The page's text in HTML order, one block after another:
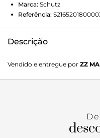
Marca: Schutz
Referência:
Descrição
sobre o peito do pé e
ráfia e delicadas
Vendido e entregue por ZZ